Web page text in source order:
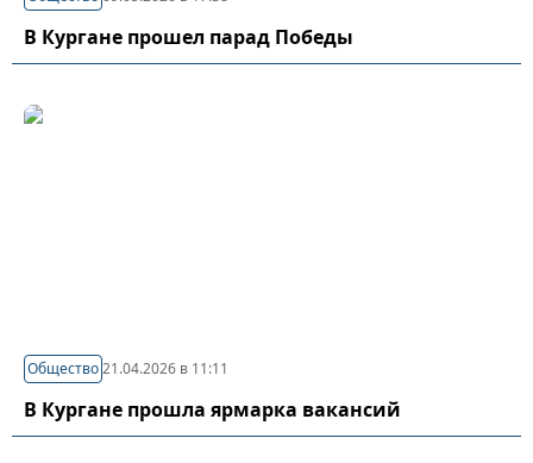
В Кургане прошел парад Победы
Общество21.04.2026 в 11:11
В Кургане прошла ярмарка вакансий